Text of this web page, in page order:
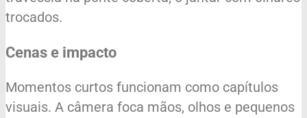
trocados.
Cenas e impacto
Momentos curtos funcionam como capítulos
visuais. A câmera foca mãos, olhos e pequenos